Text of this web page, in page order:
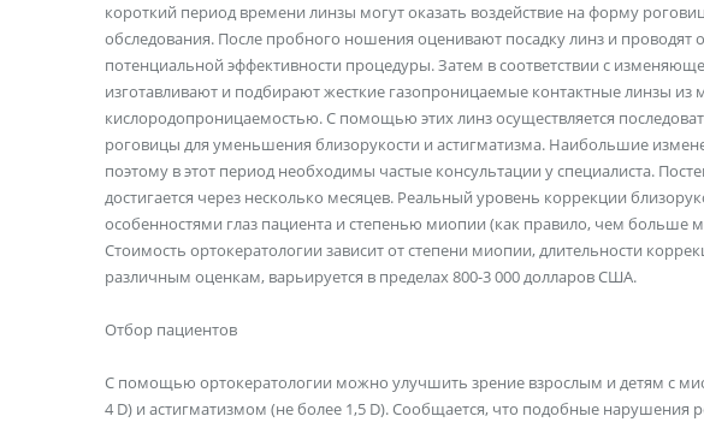
короткий период времени линзы могут оказать воздействие на форму
обследования. После пробного ношения оценивают посадку линз и проводят
потенциальной эффективности процедуры. Затем в соответствии с
изготавливают и подбирают жесткие газопроницаемые контактные линзы из
кислородопроницаемостью. С помощью этих линз осуществляется
роговицы для уменьшения близорукости и астигматизма. Наибольшие
поэтому в этот период необходимы частые консультации у специалиста.
достигается через несколько месяцев. Реальный уровень коррекции
особенностями глаз пациента и степенью миопии (как правило, чем больше
Стоимость ортокератологии зависит от степени миопии, длительности
различным оценкам, варьируется в пределах 800-3 000 долларов США.
Отбор пациентов
С помощью ортокератологии можно улучшить зрение взрослым и детям с
4 D) и астигматизмом (не более 1,5 D). Сообщается, что подобные нарушения